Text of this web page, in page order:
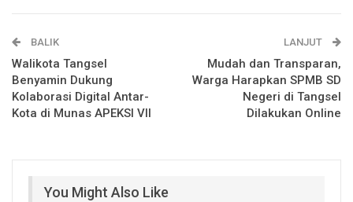
Telegram
BALIK
Walikota Tangsel
Benyamin Dukung
Kolaborasi Digital Antar-
Kota di Munas APEKSI VII
LANJUT
Mudah dan Transparan,
Warga Harapkan SPMB SD
Negeri di Tangsel
Dilakukan Online
You Might Also Like